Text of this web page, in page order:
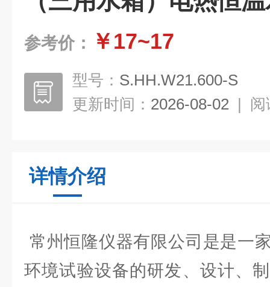
参考价： ￥17~17
型号： S.HH.W21.600-S
更新时间： 2026-08-02 | 阅
详情介绍
常州恒隆仪器有限公司是是一
环境试验设备的研发、设计、